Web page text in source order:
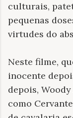
culturais,
pequenas
virtudes do
Neste filme,
inocente
depois,
como